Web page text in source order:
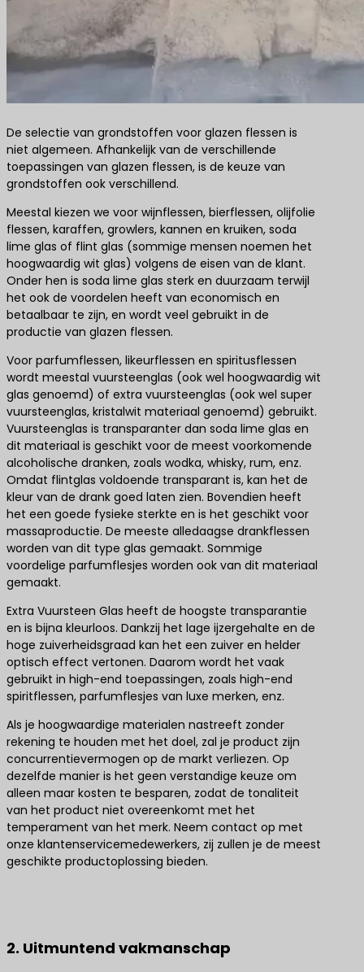
De selectie van grondstoffen voor glazen flessen is
niet algemeen. Afhankelijk van de verschillende
toepassingen van glazen flessen, is de keuze van
grondstoffen ook verschillend.
Meestal kiezen we voor wijnflessen, bierflessen, olijfolie
flessen, karaffen, growlers, kannen en kruiken, soda
lime glas of flint glas (sommige mensen noemen het
hoogwaardig wit glas) volgens de eisen van de klant.
Onder hen is soda lime glas sterk en duurzaam terwijl
het ook de voordelen heeft van economisch en
betaalbaar te zijn, en wordt veel gebruikt in de
productie van glazen flessen.
Voor parfumflessen, likeurflessen en spiritusflessen
wordt meestal vuursteenglas (ook wel hoogwaardig wit
glas genoemd) of extra vuursteenglas (ook wel super
vuursteenglas, kristalwit materiaal genoemd) gebruikt.
Vuursteenglas is transparanter dan soda lime glas en
dit materiaal is geschikt voor de meest voorkomende
alcoholische dranken, zoals wodka, whisky, rum, enz.
Omdat flintglas voldoende transparant is, kan het de
kleur van de drank goed laten zien. Bovendien heeft
het een goede fysieke sterkte en is het geschikt voor
massaproductie. De meeste alledaagse drankflessen
worden van dit type glas gemaakt. Sommige
voordelige parfumflesjes worden ook van dit materiaal
gemaakt.
Extra Vuursteen Glas heeft de hoogste transparantie
en is bijna kleurloos. Dankzij het lage ijzergehalte en de
hoge zuiverheidsgraad kan het een zuiver en helder
optisch effect vertonen. Daarom wordt het vaak
gebruikt in high-end toepassingen, zoals high-end
spiritflessen, parfumflesjes van luxe merken, enz.
Als je hoogwaardige materialen nastreeft zonder
rekening te houden met het doel, zal je product zijn
concurrentievermogen op de markt verliezen. Op
dezelfde manier is het geen verstandige keuze om
alleen maar kosten te besparen, zodat de tonaliteit
van het product niet overeenkomt met het
temperament van het merk. Neem contact op met
onze klantenservicemedewerkers, zij zullen je de meest
geschikte productoplossing bieden.
2. Uitmuntend vakmanschap